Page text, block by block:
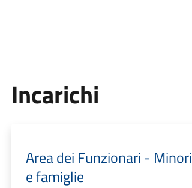
Incarichi
Area dei Funzionari - Minori
e famiglie